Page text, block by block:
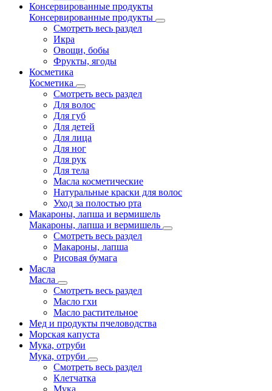
Консервированные продукты
Консервированные продукты
Смотреть весь раздел
Икра
Овощи, бобы
Фрукты, ягоды
Косметика
Косметика
Смотреть весь раздел
Для волос
Для губ
Для детей
Для лица
Для ног
Для рук
Для тела
Масла косметические
Натуральные краски для волос
Уход за полостью рта
Макароны, лапша и вермишель
Макароны, лапша и вермишель
Смотреть весь раздел
Макароны, лапша
Рисовая бумага
Масла
Масла
Смотреть весь раздел
Масло гхи
Масло растительное
Мед и продукты пчеловодства
Морская капуста
Мука, отруби
Мука, отруби
Смотреть весь раздел
Клетчатка
Мука